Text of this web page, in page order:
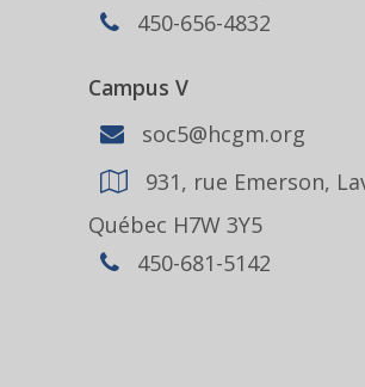
450-656-4832
Campus V
soc5@hcgm.org
931, rue Emerson,
Québec H7W 3Y5
450-681-5142